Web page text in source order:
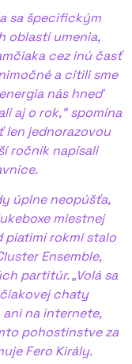
sa špecifickým
oblastí umenia,
cez inú časť
a cítili sme
nás hneď
aj o rok,“ spomína
len jednorazovou
ročník napísali
úplne neopúšťa,
miestnej
piatimi rokmi stalo
Ensemble,
partitúr. „Volá sa
chaty
ani na internete,
pohostinstve za
Fero Király.